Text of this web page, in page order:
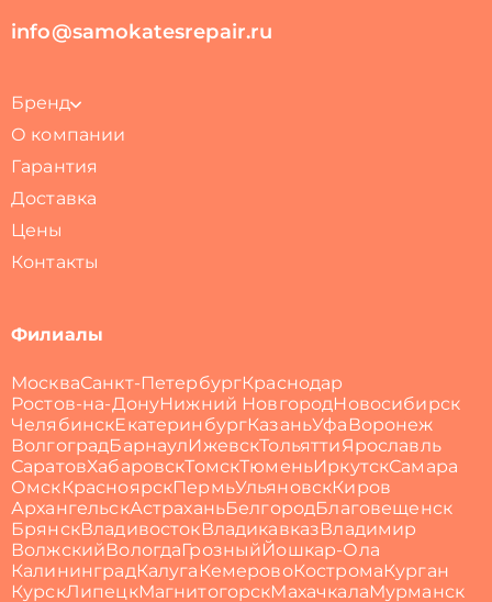
info@samokatesrepair.ru
Бренд
О компании
Гарантия
Доставка
Цены
Контакты
Филиалы
МоскваСанкт-ПетербургКраснодар
Ростов-на-ДонуНижний НовгородНовосибирск
ЧелябинскЕкатеринбургКазаньУфа Воронеж
ВолгоградБарнаулИжевскТольяттиЯрославль
СаратовХабаровскТомскТюменьИркутскСамара
ОмскКрасноярскПермьУльяновскКиров
АрхангельскАстраханьБелгородБлаговещенск
БрянскВладивостокВладикавказВладимир
ВолжскийВологдаГрозныйЙошкар-Ола
КалининградКалуга КемеровоКостромаКурган
КурскЛипецкМагнитогорскМахачкалаМурманск